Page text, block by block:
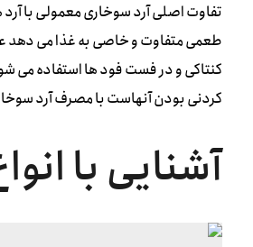
تفاوت اصلی آرد سوخاری معمولی با
طعمی متفاوت و خاصی به غذا می دهد
کنتاکی و در فست فود ها استفاده می
کردنی بودن آنهاست با مصرف آرد
آشنایی با